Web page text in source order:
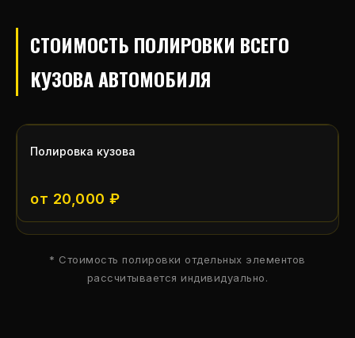
СТОИМОСТЬ ПОЛИРОВКИ ВСЕГО
КУЗОВА АВТОМОБИЛЯ
Полировка кузова
от 20,000 ₽
* Стоимость полировки отдельных элементов
рассчитывается индивидуально.